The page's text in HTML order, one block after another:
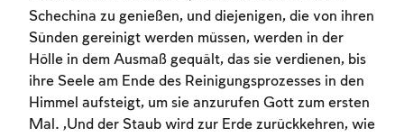
Schechina zu genießen, und diejenigen, die von ihren
Sünden gereinigt werden müssen, werden in der
Hölle in dem Ausmaß gequält, das sie verdienen, bis
ihre Seele am Ende des Reinigungsprozesses in den
Himmel aufsteigt, um sie anzurufen Gott zum ersten
Mal. „Und der Staub wird zur Erde zurückkehren, wie